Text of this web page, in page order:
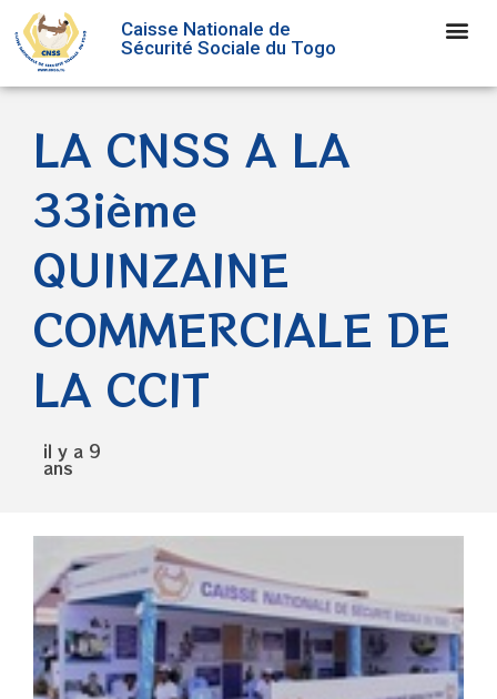
Caisse Nationale de
Sécurité Sociale du Togo
LA CNSS A LA
33ième
QUINZAINE
COMMERCIALE DE
LA CCIT
il y a 9
ans